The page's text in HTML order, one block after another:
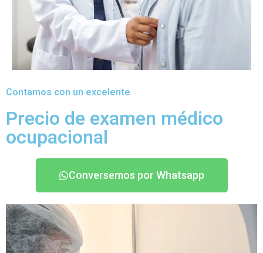
Contamos con un excelente
Precio de examen médico
ocupacional
Conversemos por Whatsapp